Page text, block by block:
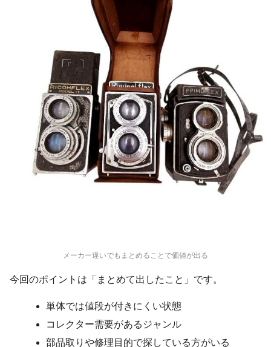
メーカー違いでもまとめることで価値が出る
今回のポイントは「まとめて出したこと」です。
単体では値段が付きにくい状態
コレクター需要があるジャンル
部品取りや修理目的で探している方がいる